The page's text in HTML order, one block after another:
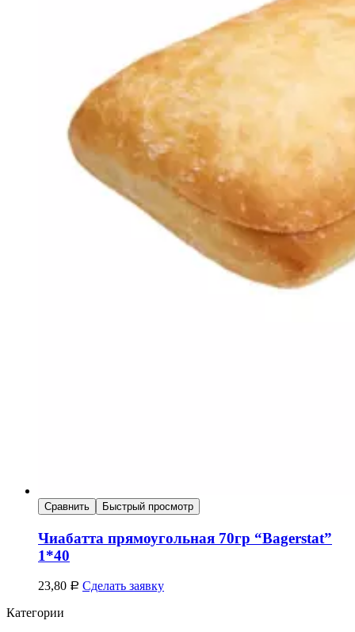
Сравнить Быстрый просмотр
Чиабатта прямоугольная 70гр “Bagerstat”
1*40
23,80 Р Сделать заявку
Категории